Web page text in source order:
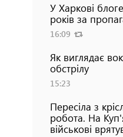
У Харкові
років за
16:09
Як виглядає
обстрілу
15:23
Пересіла з
робота. На
військові